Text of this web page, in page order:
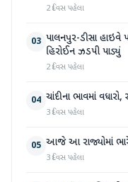
2 દિવસ પહેલા
03 પાલનપુર-ડીસા હાઇવે
હિરોઈન ઝડપી પાડ્યું
2 દિવસ પહેલા
04 ચાંદીના ભાવમાં
3 દિવસ પહેલા
05 આજે આ રાજ્યોમાં
3 દિવસ પહેલા